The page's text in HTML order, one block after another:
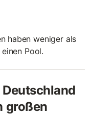
haben weniger als
Pool.
großen